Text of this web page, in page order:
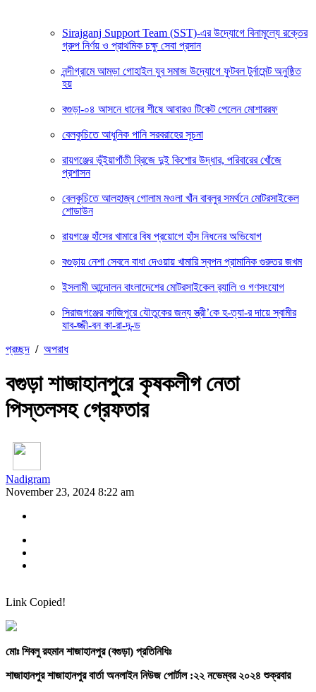
Sirajganj Support Team (SST)-এর উদ্যোগে বিনামূল্যে রক্তের
গ্রুপ নির্ণয় ও প্রাথমিক চক্ষু সেবা প্রদান
নন্দীগ্রামে আমড়া গোহাইল যুব সমাজ উদ্যোগে ফুটবল টুর্নামেন্ট অনুষ্ঠিত
হয়
বগুড়া-০৪ আসনে ধানের শীষে আবারও টিকেট পেলেন মোশাররফ
বেলকুচিতে আধুনিক পানি সরবরাহের সূচনা
রায়গঞ্জের ভূঁইয়াগাঁতী ব্রিজে দুই কিশোর উদ্ধার, পরিবারের খোঁজে
প্রশাসন
বেলকুচিতে আলহাজ্ব গোলাম মওলা খাঁন বাবলুর সমর্থনে মোটরসাইকেল
শোডাউন
রায়গঞ্জে হাঁসের খামারে বিষ প্রয়োগে হাঁস নিধনের অভিযোগ
বগুড়ায় নেশা সেবনে বাধা দেওয়ায় খামারি স্বপন প্রামানিক গুরুতর জখম
ইসলামী আন্দোলন বাংলাদেশের মোটরসাইকেল র‍্যালি ও গণসংযোগ
সিরাজগঞ্জের কাজিপুরে যৌতুকের জন্য স্ত্রী’কে হ-ত্যা-র দায়ে স্বামীর
যাব-জ্জী-বন কা-রা-দ-ন্ড
প্রচ্ছদ / অপরাধ
বগুড়া শাজাহানপুরে কৃষকলীগ নেতা
পিস্তলসহ গ্রেফতার
Nadigram
November 23, 2024 8:22 am
Link Copied!
মোঃ শিবলু রহমান শাজাহানপুর (বগুড়া) প্রতিনিধিঃ
শাজাহানপুর শাজাহানপুর বার্তা অনলাইন নিউজ পোর্টাল :২২ নভেম্বর ২০২৪ শুক্রবার